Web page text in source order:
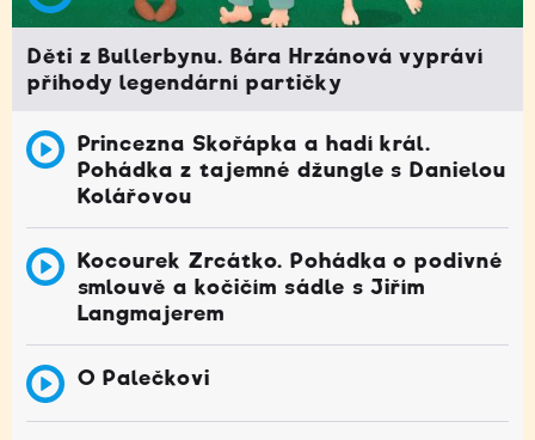
Děti z Bullerbynu. Bára Hrzánová vypráví
příhody legendární partičky
Princezna Skořápka a hadí král.
Pohádka z tajemné džungle s Danielou
Kolářovou
Kocourek Zrcátko. Pohádka o podivné
smlouvě a kočičím sádle s Jiřím
Langmajerem
O Palečkovi